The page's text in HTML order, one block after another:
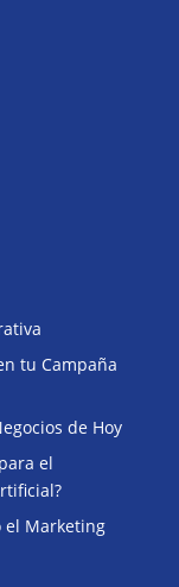
tu Campaña
de Hoy
el
el Marketing